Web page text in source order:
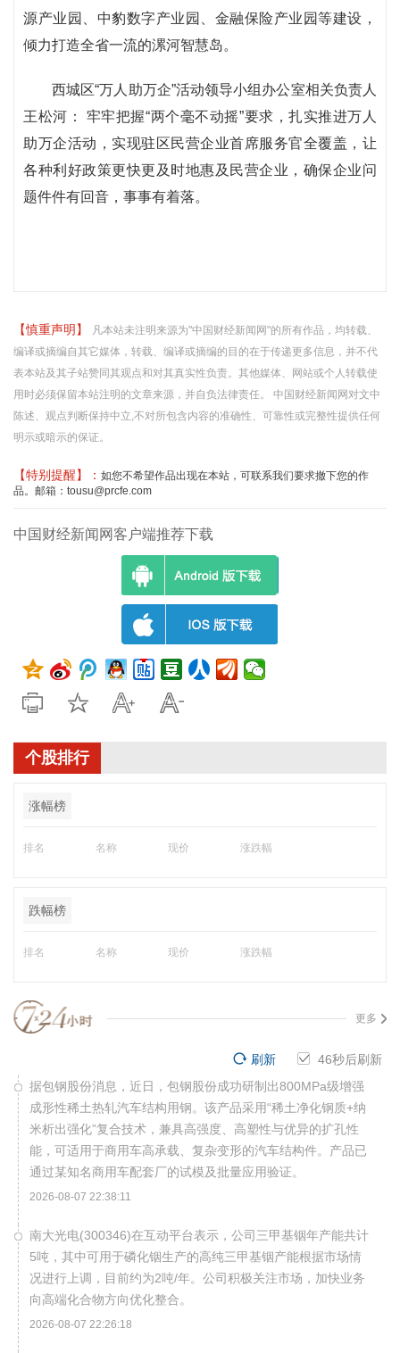
源产业园、中豹数字产业园、金融保险产业园等建设，
倾力打造全省一流的漯河智慧岛。
西城区“万人助万企”活动领导小组办公室相关负责人
王松河： 牢牢把握“两个毫不动摇”要求，扎实推进万人
助万企活动，实现驻区民营企业首席服务官全覆盖，让
各种利好政策更快更及时地惠及民营企业，确保企业问
题件件有回音，事事有着落。
【慎重声明】
凡本站未注明来源为"中国财经新闻网"的所有作品，均转载、
编译或摘编自其它媒体，转载、编译或摘编的目的在于传递更多信息，并不代
表本站及其子站赞同其观点和对其真实性负责。其他媒体、网站或个人转载使
用时必须保留本站注明的文章来源，并自负法律责任。 中国财经新闻网对文中
陈述、观点判断保持中立,不对所包含内容的准确性、可靠性或完整性提供任何
明示或暗示的保证。
【特别提醒】： 如您不希望作品出现在本站，可联系我们要求撤下您的作
品。邮箱：tousu@prcfe.com
中国财经新闻网客户端推荐下载
个股排行
涨幅榜
排名 名称 现价 涨跌幅
跌幅榜
排名 名称 现价 涨跌幅
更多
45秒后刷新
刷新
据包钢股份消息，近日，包钢股份成功研制出800MPa级增强
成形性稀土热轧汽车结构用钢。该产品采用“稀土净化钢质+纳
米析出强化”复合技术，兼具高强度、高塑性与优异的扩孔性
能，可适用于商用车高承载、复杂变形的汽车结构件。产品已
通过某知名商用车配套厂的试模及批量应用验证。
2026-08-07 22:38:11
南大光电(300346)在互动平台表示，公司三甲基铟年产能共计
5吨，其中可用于磷化铟生产的高纯三甲基铟产能根据市场情
况进行上调，目前约为2吨/年。公司积极关注市场，加快业务
向高端化合物方向优化整合。
2026-08-07 22:26:18